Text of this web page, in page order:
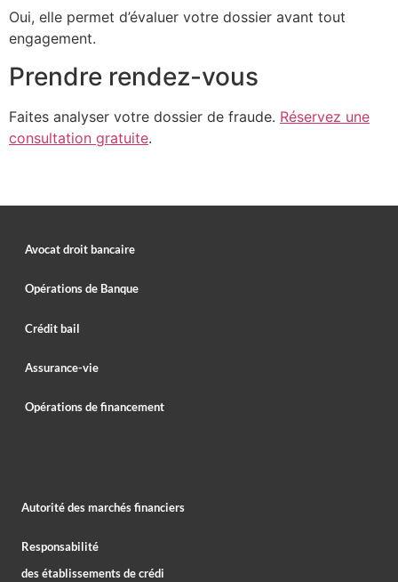
Oui, elle permet d’évaluer votre dossier avant tout
engagement.
Prendre rendez-vous
Faites analyser votre dossier de fraude. Réservez une
consultation gratuite.
Avocat droit bancaire
Opérations de Banque
Crédit bail
Assurance-vie
Opérations de financement
Autorité des marchés financiers
Responsabilité
des établissements de crédi